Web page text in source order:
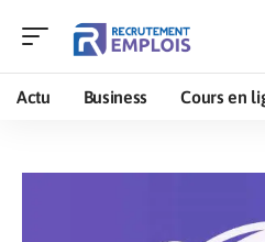
Actu Business Cours en